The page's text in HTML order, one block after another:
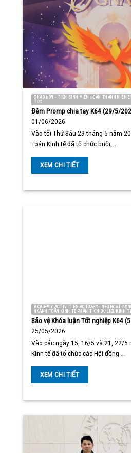
CHÀO ĐÓN - TIỄN SINH VIÊN ĐOÀN THANH NIÊN
TỨC
Đêm Promp chia tay K64 (29/5/
01/06/2026
Vào tối Thứ Sáu 29 tháng 5 năm
Toán Kinh tế đã tổ chức buổi …
XEM CHI TIẾT
ACADEMY ACTIVITIES ACTUARY - NEU HOẠT
NGÀNH TOÁN KINH TẾ PHÂN TÍCH DỮ LIỆU KINH
Bảo vệ Khóa luận Tốt nghiệp K64
25/05/2026
Vào các ngày 15, 16/5 và 21, 22/5
Kinh tế đã tổ chức các Hội đồng …
XEM CHI TIẾT